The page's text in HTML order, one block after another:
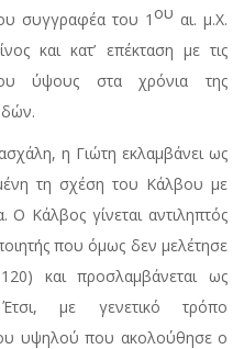
συγγραφέα του 1 ου αι. μ.Χ.
και κατ’ επέκταση με τις
ύψους στα χρόνια της
η Γιώτη εκλαμβάνει ως
τη σχέση του Κάλβου με
Ο Κάλβος γίνεται αντιληπτός
που όμως δεν μελέτησε
και προσλαμβάνεται ως
με γενετικό τρόπο
υψηλού που ακολούθησε ο